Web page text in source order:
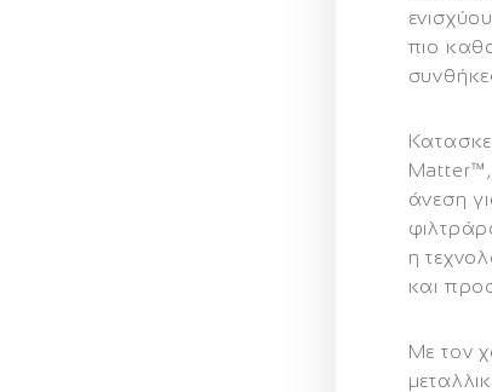
πιο
Matter™
άνεση
η
και
Με τον